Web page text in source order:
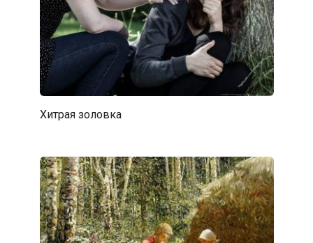
Хитрая золовка